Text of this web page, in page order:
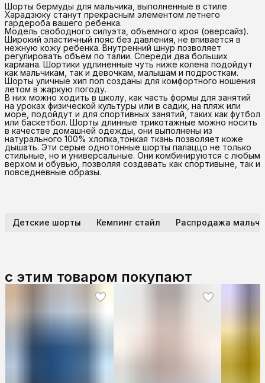
Шорты бермуды для мальчика, выполненные в стиле
Харадзюку станут прекрасным элементом летнего
гардероба вашего ребенка.
Модель свободного силуэта, объемного кроя (оверсайз).
Широкий эластичный пояс без давления, не впивается в
нежную кожу ребенка. Внутренний шнур позволяет
регулировать объём по талии. Спереди два больших
кармана. Шортики удлиненные чуть ниже колена подойдут
как мальчикам, так и девочкам, малышам и подросткам.
Шорты уличные хип поп созданы для комфортного ношения
летом в жаркую погоду.
В них можно ходить в школу, как часть формы для занятий
на уроках физической культуры или в садик, на пляж или
море, подойдут и для спортивных занятий, таких как футбол
или баскетбол. Шорты длинные трикотажные можно носить
в качестве домашней одежды, они выполнены из
натурального 100% хлопка,тонкая ткань позволяет коже
дышать. Эти серые однотонные шорты палаццо не только
стильные, но и универсальные. Они комбинируются с любым
верхом и обувью, позволяя создавать как спортивыне, так и
повседневные образы.
Детские шорты Кемпинг стайл Распродажа
с этим товаром покупают